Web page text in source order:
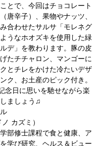
とで、今回はチョコレート
唐辛子）、果物やナッツ、
合わせたサルサ「モレネグ
うなホオズキを使用した緑
デ」を教わります。豚の皮
たチチャロン、マンゴーに
とチレをかけた冷たいデザ
ク、お土産のピック付き。
念日に思いを馳せながら楽
ましょう♫
カズミ）
部修士課程で食と健康、ア
学び研究、ヘルス＆ビュー